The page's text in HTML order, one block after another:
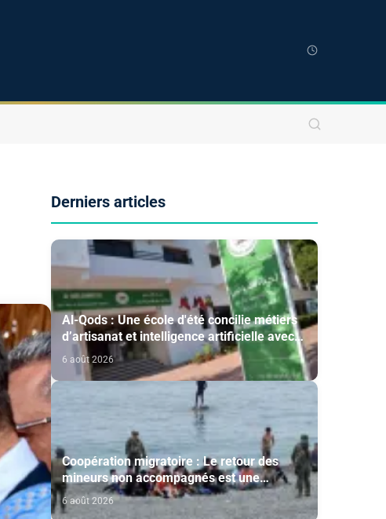
Derniers articles
Al-Qods : Une école d'été concilie métiers
d’artisanat et intelligence artificielle avec
le soutien de l'Agence Bayt Mal Al-Qods
Acharif
6 août 2026
Coopération migratoire : Le retour des
mineurs non accompagnés est une
question de principe basée sur les Hautes
Instructions Royales (source diplomatique)
6 août 2026